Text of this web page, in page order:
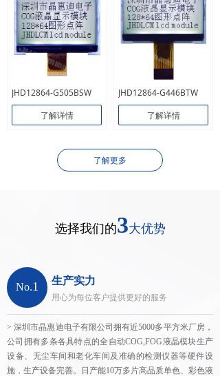
生产实力
用心为每位客户提供更好的服务
选择我们的3大优势
> 深圳市晶惠迪电子有限公司拥有近5000多平方米厂房，
公司拥有多条各具特点的全自动COG,FOG液晶模块生产
设备、无尘车间和老化车间及准确的检测仪器等硬件设
施，生产设备完善。日产能10万多片高品质单色、彩色液
No.1
JHD12864-G505BSW
了解详情
JHD12864-G446BTW
了解详情
了解更多